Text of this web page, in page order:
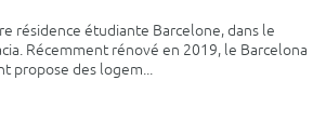
résidence étudiante Barcelone, dans le
Récemment rénové en 2019, le Barcelona
propose des logem...